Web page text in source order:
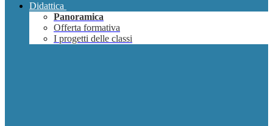
Didattica
Panoramica
Offerta formativa
I progetti delle classi